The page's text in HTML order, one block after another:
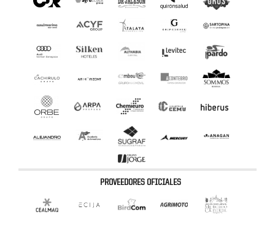
PROVEEDORES OFICIALES